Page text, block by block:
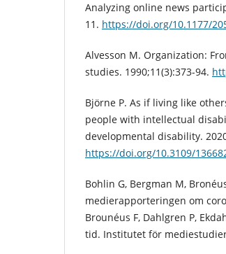
Analyzing online news
11. https://doi.org/10.1177/
Alvesson M. Organization:
studies. 1990;11(3):373-94.
Björne P. As if living like
people with intellectual
developmental disability.
https://doi.org/10.3109/
Bohlin G, Bergman M,
medierapporteringen om
Brounéus F, Dahlgren P,
tid. Institutet för